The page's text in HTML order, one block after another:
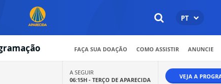
PT
FAÇA SUA DOAÇÃO COMO ASSISTIR ANUNCIE
A SEGUIR
06:15H - TERÇO DE APARECIDA VEJA A